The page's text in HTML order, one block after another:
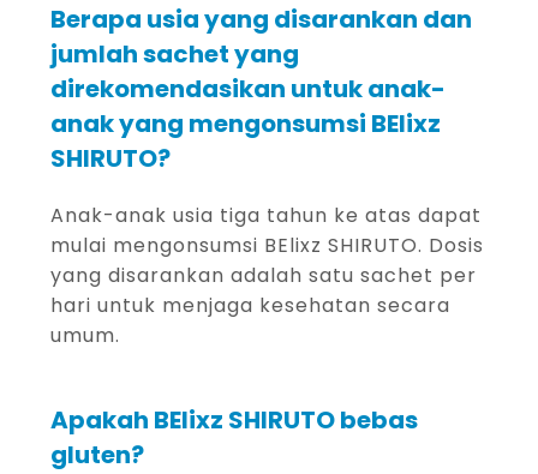
Berapa usia yang disarankan dan
jumlah sachet yang
direkomendasikan untuk anak-
anak yang mengonsumsi BElixz
SHIRUTO?
Anak-anak usia tiga tahun ke atas dapat
mulai mengonsumsi BElixz SHIRUTO. Dosis
yang disarankan adalah satu sachet per
hari untuk menjaga kesehatan secara
umum.
Apakah BElixz SHIRUTO bebas
gluten?